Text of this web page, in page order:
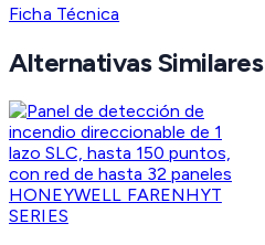
Ficha Técnica
Alternativas Similares
HONEYWELL FARENHYT
SERIES